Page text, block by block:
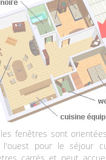
fenêtres sont
pour le séjour